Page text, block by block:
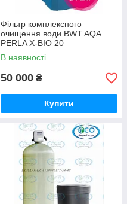
Фільтр комплексного
очищення води BWT AQA
PERLA X-BIO 20
В наявності
50 000 ₴
Купити